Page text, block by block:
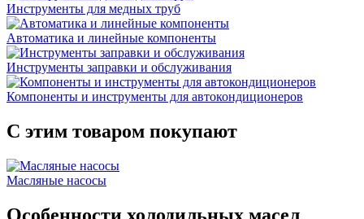
Инструменты для медных труб
Автоматика и линейные компоненты
Инструменты заправки и обслуживания
Компоненты и инструменты для автокондиционеров
С этим товаром покупают
Масляные насосы
Особенности холодильных масел